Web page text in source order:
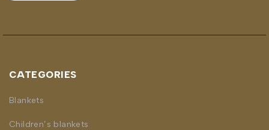
CATEGORIES
Blankets
Children’s blankets